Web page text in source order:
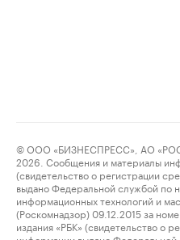
© ООО «БИЗНЕСПРЕСС», АО
2026. Сообщения и материалы
(свидетельство о регистрации
выдано Федеральной службой по
информационных технологий и
(Роскомнадзор) 09.12.2015 за
издания «РБК» (свидетельство о